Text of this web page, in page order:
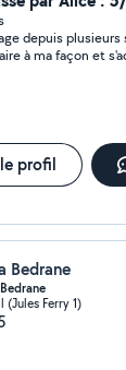
depuis plusieurs
à ma façon et
profil
Bedrane
(Jules Ferry 1)